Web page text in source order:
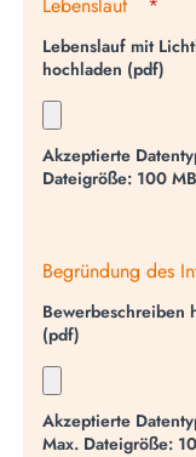
Lebenslauf *
Lebenslauf mit
hochladen (pdf)
Akzeptierte
Dateigröße: 100
Begründung des
Bewerbeschreiben
(pdf)
Akzeptierte
Max. Dateigröße: